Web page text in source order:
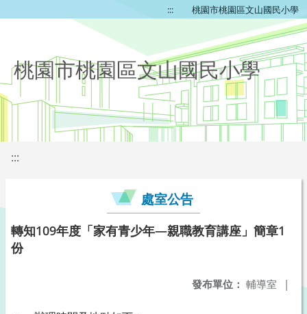
::: 桃園市桃園區文山國民小學
桃園市桃園區文山國民小學
:::
處室公告
轉知109年度「家有青少年—親職教育講座」簡章1
份
發布單位： 輔導室 |